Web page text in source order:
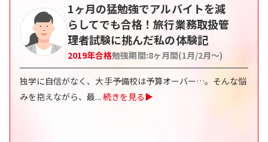
1ヶ月の猛勉強でアルバイトを減
らしてでも合格！旅行業務取扱管
理者試験に挑んだ私の体験記
2019年合格勉強期間:8ヶ月間(1月/2月〜)
独学に自信がなく、大手予備校は予算オーバー…。そんな悩
みを抱えながら、最... 続きを見る▶